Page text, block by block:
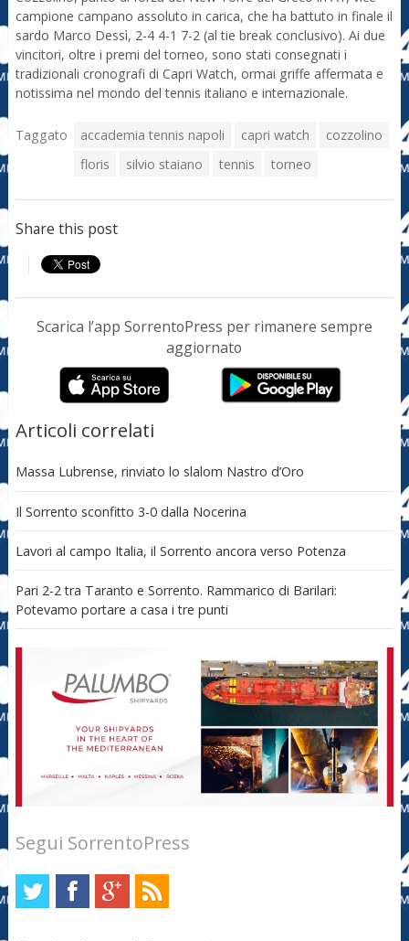
campione campano assoluto in carica, che ha battuto in finale il
sardo Marco Dessì, 2-4 4-1 7-2 (al tie break conclusivo). Ai due
vincitori, oltre i premi del torneo, sono stati consegnati i
tradizionali cronografi di Capri Watch, ormai griffe affermata e
notissima nel mondo del tennis italiano e internazionale.
Taggato accademia tennis napoli capri watch
cozzolino
floris
silvio staiano tennis torneo
Share this post
Scarica l’app SorrentoPress per rimanere sempre
aggiornato
Articoli correlati
Massa Lubrense, rinviato lo slalom Nastro d’Oro
Il Sorrento sconfitto 3-0 dalla Nocerina
Lavori al campo Italia, il Sorrento ancora verso Potenza
Pari 2-2 tra Taranto e Sorrento. Rammarico di Barilari:
Potevamo portare a casa i tre punti
Segui SorrentoPress